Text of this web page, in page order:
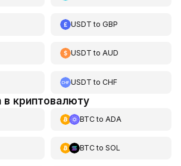
USDT toGBP
USDT toAUD
USDT toCHF
криптовалюту
BTCto ADA
BTCto SOL